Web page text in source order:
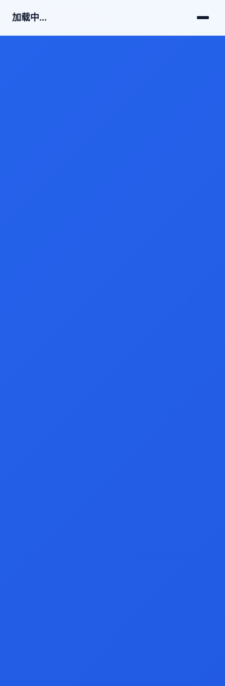
加载中...